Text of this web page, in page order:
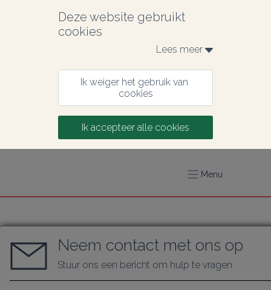
Deze website gebruikt
cookies
Lees meer
Ik weiger het gebruik van
cookies
Ik accepteer alle cookies
Menu
Neem contact met ons op
Stuur ons een bericht om hulp te vragen